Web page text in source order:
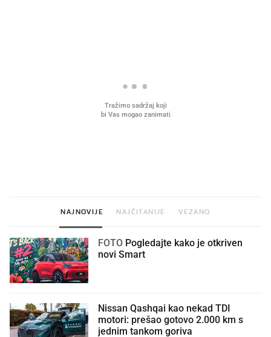
NAJNOVIJE NAJČITANIJE VEZANO
FOTO
novi Smart
Nissan Qashqai kao nekad TDI
motori: prešao gotovo 2.000 km s
jednim tankom goriva